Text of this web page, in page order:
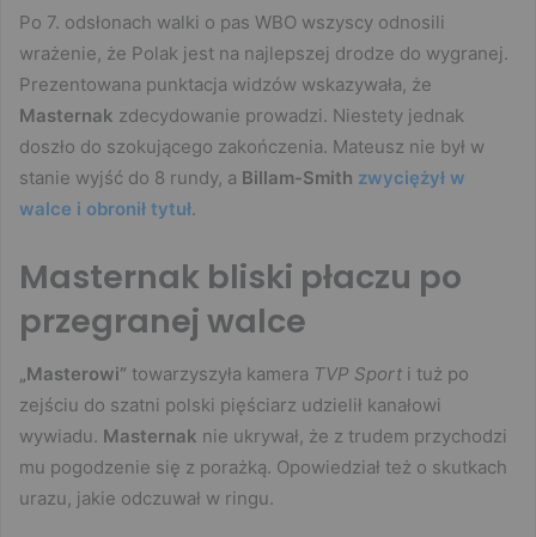
Po 7. odsłonach walki o pas WBO wszyscy odnosili
wrażenie, że Polak jest na najlepszej drodze do wygranej.
Prezentowana punktacja widzów wskazywała, że
Masternak zdecydowanie prowadzi. Niestety jednak
doszło do szokującego zakończenia. Mateusz nie był w
stanie wyjść do 8 rundy, a Billam-Smith zwyciężył w
walce i obronił tytuł.
Masternak bliski płaczu po
przegranej walce
„Masterowi” towarzyszyła kamera TVP Sport i tuż po
zejściu do szatni polski pięściarz udzielił kanałowi
wywiadu. Masternak nie ukrywał, że z trudem przychodzi
mu pogodzenie się z porażką. Opowiedział też o skutkach
urazu, jakie odczuwał w ringu.